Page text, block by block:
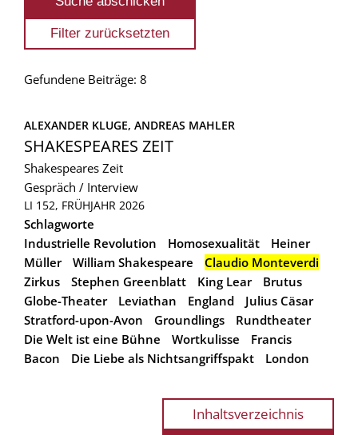
Gefundene Beiträge: 8
ALEXANDER KLUGE, ANDREAS MAHLER
SHAKESPEARES ZEIT
Shakespeares Zeit
Gespräch / Interview
LI 152, FRÜHJAHR 2026
Schlagworte
Industrielle Revolution
Homosexualität
Heiner
Müller
William Shakespeare
Claudio Monteverdi
Zirkus
Stephen Greenblatt King Lear
Brutus
Globe-Theater
Leviathan England
Julius Cäsar
Stratford-upon-Avon
Groundlings
Rundtheater
Die Welt ist eine Bühne
Wortkulisse
Francis
Bacon
Die Liebe als Nichtsangriffspakt London
Inhaltsverzeichnis